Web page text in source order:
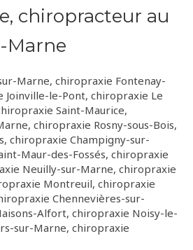
chiropracteur au
Marne
Marne, chiropraxie Fontenay-
Joinville-le-Pont, chiropraxie Le
Saint-Maurice,
, chiropraxie Rosny-sous-Bois,
, chiropraxie Champigny-sur-
Maur-des-Fossés, chiropraxie
Neuilly-sur-Marne, chiropraxie
Montreuil, chiropraxie
Chennevières-sur-
Alfort, chiropraxie Noisy-le-
sur-Marne, chiropraxie